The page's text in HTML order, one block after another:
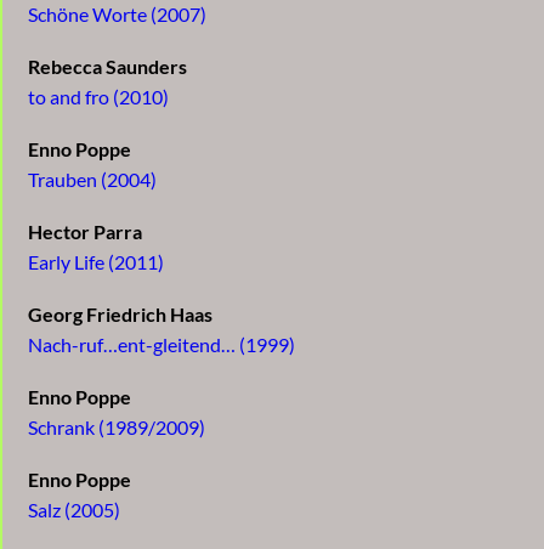
Schöne Worte (2007)
Rebecca Saunders
to and fro (2010)
Enno Poppe
Trauben (2004)
Hector Parra
Early Life (2011)
Georg Friedrich Haas
Nach-ruf…ent-gleitend… (1999)
Enno Poppe
Schrank (1989/2009)
Enno Poppe
Salz (2005)